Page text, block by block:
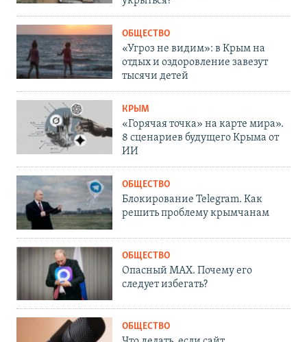
ОБЩЕСТВО
«Угроз не видим»: в Крым на
отдых и оздоровление завезут
тысячи детей
КРЫМ
«Горячая точка» на карте мира».
8 сценариев будущего Крыма от
ИИ
ОБЩЕСТВО
Блокирование Telegram. Как
решить проблему крымчанам
ОБЩЕСТВО
Опасный MAX. Почему его
следует избегать?
ОБЩЕСТВО